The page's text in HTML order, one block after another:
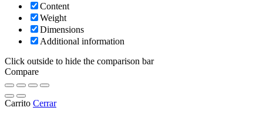
Content
Weight
Dimensions
Additional information
Click outside to hide the comparison bar
Compare
Carrito Cerrar